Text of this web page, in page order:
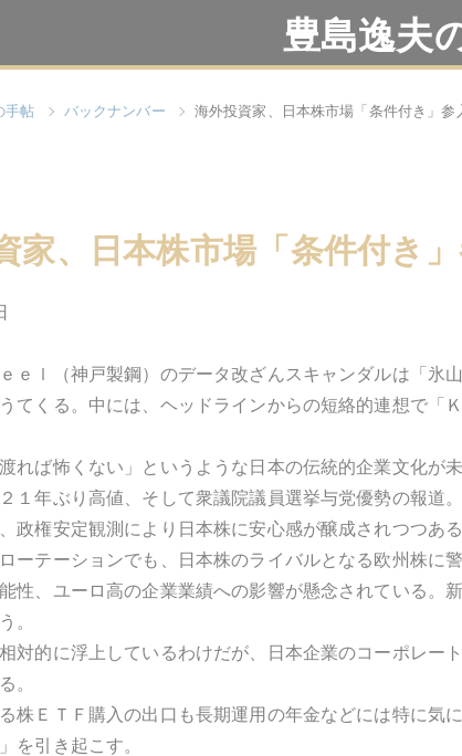
豊島逸夫
手帖 バックナンバー 海外投資家、日本株市場「条件付き」参
家、日本株市場「条件付き
ｅｌ（神戸製鋼）のデータ改ざんスキャンダルは「氷
てくる。中には、ヘッドラインからの短絡的連想で「
渡れば怖くない」というような日本の伝統的企業文化が
１年ぶり高値、そして衆議院議員選挙与党優勢の報道。
政権安定観測により日本株に安心感が醸成されつつある
ーテーションでも、日本株のライバルとなる欧州株に
性、ユーロ高の企業業績への影響が懸念されている。
。
対的に浮上しているわけだが、日本企業のコーポレー
。
株ＥＴＦ購入の出口も長期運用の年金などには特に気
を引き起こす。